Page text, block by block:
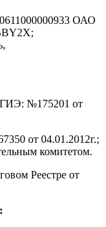
ОАО
№175201 от
от 04.01.2012г.;
комитетом.
Реестре от